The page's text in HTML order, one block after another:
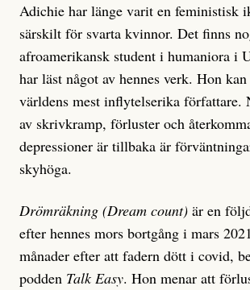
Adichie har länge varit en feministisk
särskilt för svarta kvinnor. Det finns
afroamerikansk student i humaniora i
har läst något av hennes verk. Hon kan
världens mest inflytelserika författare.
av skrivkramp, förluster och
depressioner är tillbaka är
skyhöga.
Drömräkning (Dream count) är en
efter hennes mors bortgång i mars
månader efter att fadern dött i covid,
podden Talk Easy. Hon menar att